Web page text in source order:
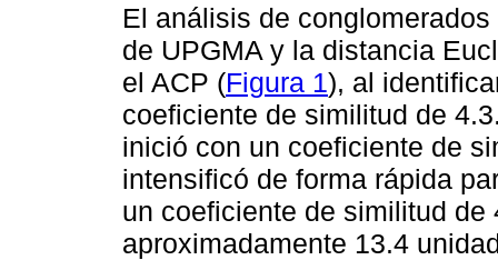
El análisis de conglomerados
de UPGMA y la distancia
el ACP (Figura 1), al
coeficiente de similitud de
inició con un coeficiente de
intensificó de forma rápida
un coeficiente de similitud de
aproximadamente 13.4